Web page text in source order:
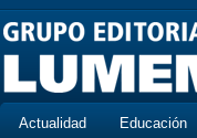
Actualidad Educación